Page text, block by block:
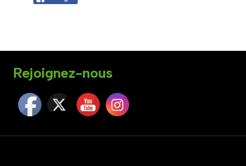
Rejoignez-nous
Set Youtube Channel ID